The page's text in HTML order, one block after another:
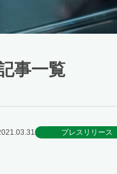
事一覧
プレスリリース